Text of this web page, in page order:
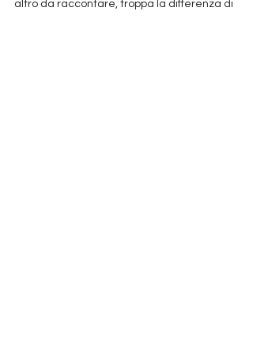
altro da raccontare, troppa la differenza di